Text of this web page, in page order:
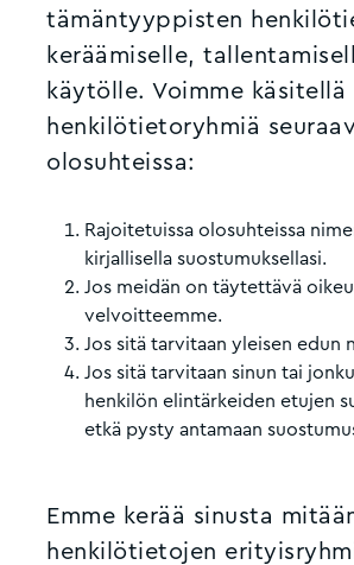
tämäntyyppisten
keräämiselle,
käytölle. Voimme käsitellä
henkilötietoryhmiä
olosuhteissa:
Rajoitetuissa olosuhteissa
kirjallisella suostumuksellasi.
Jos meidän on täytettävä
velvoitteemme.
Jos sitä tarvitaan yleisen edun
Jos sitä tarvitaan sinun tai
henkilön elintärkeiden etujen
etkä pysty antamaan
Emme kerää sinusta
henkilötietojen